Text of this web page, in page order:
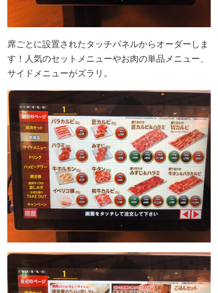
席ごとに設置されたタッチパネルからオーダーしま
す！人気のセットメニューやお肉の単品メニュー、
サイドメニューがズラリ。